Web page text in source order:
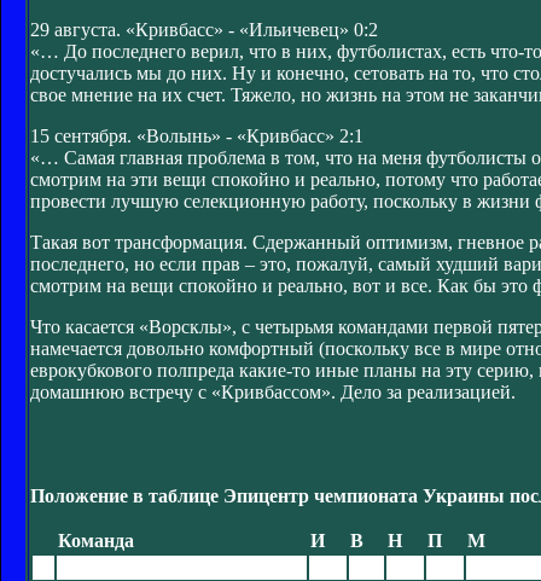
29 августа. «Кривбасс» - «Ильичевец» 0:2
«… До последнего верил, что в них, футболистах, есть
достучались мы до них. Ну и конечно, сетовать на то, что
свое мнение на их счет. Тяжело, но жизнь на этом не
15 сентября. «Волынь» - «Кривбасс» 2:1
«… Самая главная проблема в том, что на меня
смотрим на эти вещи спокойно и реально, потому что
провести лучшую селекционную работу, поскольку в
Такая вот трансформация. Сдержанный оптимизм, гневное
последнего, но если прав – это, пожалуй, самый худший
смотрим на вещи спокойно и реально, вот и все. Как бы это
Что касается «Ворсклы», с четырьмя командами первой
намечается довольно комфортный (поскольку все в мире
еврокубкового полпреда какие-то иные планы на эту
домашнюю встречу с «Кривбассом». Дело за реализацией.
Положение в таблице Эпицентр чемпионата Украины
Команда И В Н П
М